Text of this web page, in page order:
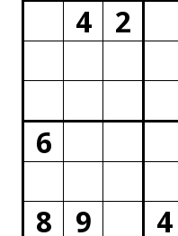
4
2
6
8
9 4